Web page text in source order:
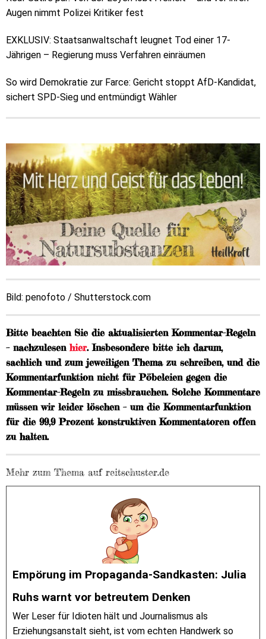
Augen nimmt Polizei Kritiker fest
EXKLUSIV: Staatsanwaltschaft leugnet Tod einer 17-
Jährigen – Regierung muss Verfahren einräumen
So wird Demokratie zur Farce: Gericht stoppt AfD-Kandidat,
sichert SPD-Sieg und entmündigt Wähler
Bild: penofoto / Shutterstock.com
Bitte beachten Sie die aktualisierten Kommentar-Regeln
– nachzulesenhier. Insbesondere bitte ich darum,
sachlich und zum jeweiligen Thema zu schreiben, und die
Kommentarfunktion nicht für Pöbeleien gegen die
Kommentar-Regeln zu missbrauchen. Solche Kommentare
müssen wir leider löschen – um die Kommentarfunktion
für die 99,9 Prozent konstruktiven Kommentatoren offen
zu halten.
Mehr zum Thema auf reitschuster.de
Empörung im Propaganda-Sandkasten: Julia
Ruhs warnt vor betreutem Denken
Wer Leser für Idioten hält und Journalismus als
Erziehungsanstalt sieht, ist vom echten Handwerk so